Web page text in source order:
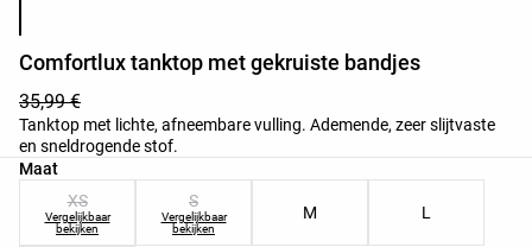
Comfortlux tanktop met gekruiste bandjes
35,99 €
Tanktop met lichte, afneembare vulling. Ademende, zeer slijtvaste
en sneldrogende stof.
Maat
Lijst met productmaten
XS
Vergelijkbaar
bekijken
S
Vergelijkbaar
bekijken
M L